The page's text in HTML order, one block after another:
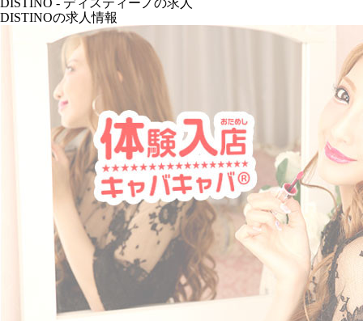
DISTINO - ディスティーノの求人
DISTINOの求人情報